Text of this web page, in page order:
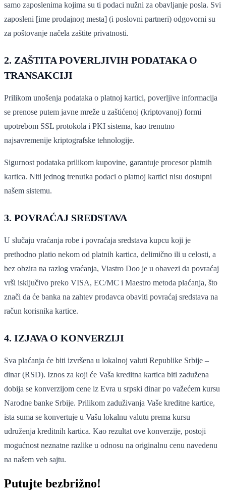
samo zaposlenima kojima su ti podaci nužni za obavljanje posla. Svi
zaposleni [ime prodajnog mesta] (i poslovni partneri) odgovorni su
za poštovanje načela zaštite privatnosti.
2. ZAŠTITA POVERLJIVIH PODATAKA O
TRANSAKCIJI
Prilikom unošenja podataka o platnoj kartici, poverljive informacija
se prenose putem javne mreže u zaštićenoj (kriptovanoj) formi
upotrebom SSL protokola i PKI sistema, kao trenutno
najsavremenije kriptografske tehnologije.
Sigurnost podataka prilikom kupovine, garantuje procesor platnih
kartica. Niti jednog trenutka podaci o platnoj kartici nisu dostupni
našem sistemu.
3. POVRAĆAJ SREDSTAVA
U slučaju vraćanja robe i povraćaja sredstava kupcu koji je
prethodno platio nekom od platnih kartica, delimično ili u celosti, a
bez obzira na razlog vraćanja, Viastro Doo je u obavezi da povraćaj
vrši isključivo preko VISA, EC/MC i Maestro metoda plaćanja, što
znači da će banka na zahtev prodavca obaviti povraćaj sredstava na
račun korisnika kartice.
4. IZJAVA O KONVERZIJI
Sva plaćanja će biti izvršena u lokalnoj valuti Republike Srbije –
dinar (RSD). Iznos za koji će Vaša kreditna kartica biti zadužena
dobija se konverzijom cene iz Evra u srpski dinar po važećem kursu
Narodne banke Srbije. Prilikom zaduživanja Vaše kreditne kartice,
ista suma se konvertuje u Vašu lokalnu valutu prema kursu
udruženja kreditnih kartica. Kao rezultat ove konverzije, postoji
mogućnost neznatne razlike u odnosu na originalnu cenu navedenu
na našem veb sajtu.
Putujte bezbrižno!